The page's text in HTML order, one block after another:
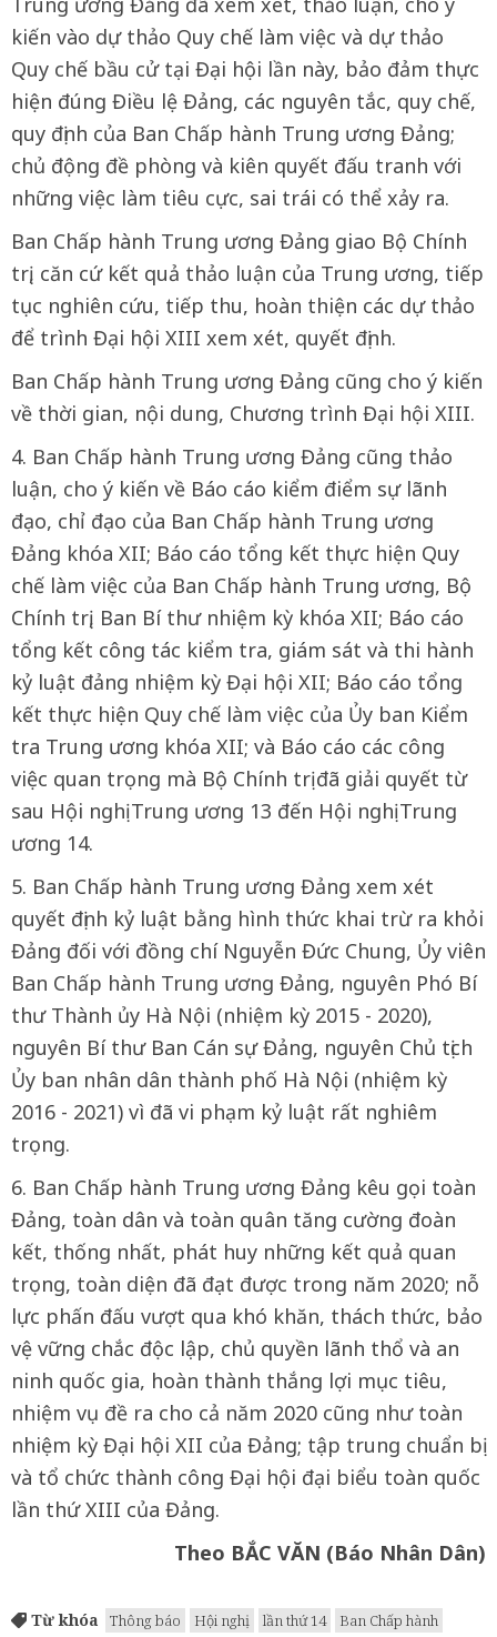
kiến vào dự thảo Quy chế làm việc và dự thảo
Quy chế bầu cử tại Đại hội lần này, bảo đảm thực
hiện đúng Điều lệ Đảng, các nguyên tắc, quy chế,
quy định của Ban Chấp hành Trung ương Đảng;
chủ động đề phòng và kiên quyết đấu tranh với
những việc làm tiêu cực, sai trái có thể xảy ra.
Ban Chấp hành Trung ương Đảng giao Bộ Chính
trị, căn cứ kết quả thảo luận của Trung ương, tiếp
tục nghiên cứu, tiếp thu, hoàn thiện các dự thảo
để trình Đại hội XIII xem xét, quyết định.
Ban Chấp hành Trung ương Đảng cũng cho ý kiến
về thời gian, nội dung, Chương trình Đại hội XIII.
4. Ban Chấp hành Trung ương Đảng cũng thảo
luận, cho ý kiến về Báo cáo kiểm điểm sự lãnh
đạo, chỉ đạo của Ban Chấp hành Trung ương
Đảng khóa XII; Báo cáo tổng kết thực hiện Quy
chế làm việc của Ban Chấp hành Trung ương, Bộ
Chính trị, Ban Bí thư nhiệm kỳ khóa XII; Báo cáo
tổng kết công tác kiểm tra, giám sát và thi hành
kỷ luật đảng nhiệm kỳ Đại hội XII; Báo cáo tổng
kết thực hiện Quy chế làm việc của Ủy ban Kiểm
tra Trung ương khóa XII; và Báo cáo các công
việc quan trọng mà Bộ Chính trị đã giải quyết từ
sau Hội nghị Trung ương 13 đến Hội nghị Trung
ương 14.
5. Ban Chấp hành Trung ương Đảng xem xét
quyết định kỷ luật bằng hình thức khai trừ ra khỏi
Đảng đối với đồng chí Nguyễn Đức Chung, Ủy viên
Ban Chấp hành Trung ương Đảng, nguyên Phó Bí
thư Thành ủy Hà Nội (nhiệm kỳ 2015 - 2020),
nguyên Bí thư Ban Cán sự Đảng, nguyên Chủ tịch
Ủy ban nhân dân thành phố Hà Nội (nhiệm kỳ
2016 - 2021) vì đã vi phạm kỷ luật rất nghiêm
trọng.
6. Ban Chấp hành Trung ương Đảng kêu gọi toàn
Đảng, toàn dân và toàn quân tăng cường đoàn
kết, thống nhất, phát huy những kết quả quan
trọng, toàn diện đã đạt được trong năm 2020; nỗ
lực phấn đấu vượt qua khó khăn, thách thức, bảo
vệ vững chắc độc lập, chủ quyền lãnh thổ và an
ninh quốc gia, hoàn thành thắng lợi mục tiêu,
nhiệm vụ đề ra cho cả năm 2020 cũng như toàn
nhiệm kỳ Đại hội XII của Đảng; tập trung chuẩn bị
và tổ chức thành công Đại hội đại biểu toàn quốc
lần thứ XIII của Đảng.
Theo BẮC VĂN (Báo Nhân Dân)
Từ khóa Thông báo Hội nghị lần thứ 14
Ban Chấp hành